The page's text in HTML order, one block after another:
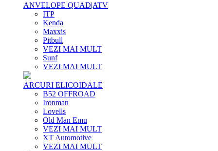
ANVELOPE QUAD|ATV
ITP
Kenda
Maxxis
Pitbull
VEZI MAI MULT
Sunf
VEZI MAI MULT
ARCURI ELICOIDALE
B52 OFFROAD
Ironman
Lovells
Old Man Emu
VEZI MAI MULT
XT Automotive
VEZI MAI MULT